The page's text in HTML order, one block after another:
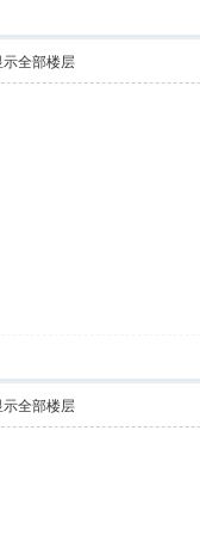
示全部楼层
示全部楼层